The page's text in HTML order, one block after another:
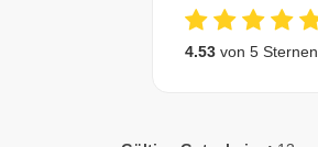
4.53von 5 Sternen.